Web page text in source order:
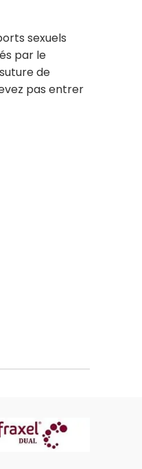
sexuels
par le
de
pas entrer